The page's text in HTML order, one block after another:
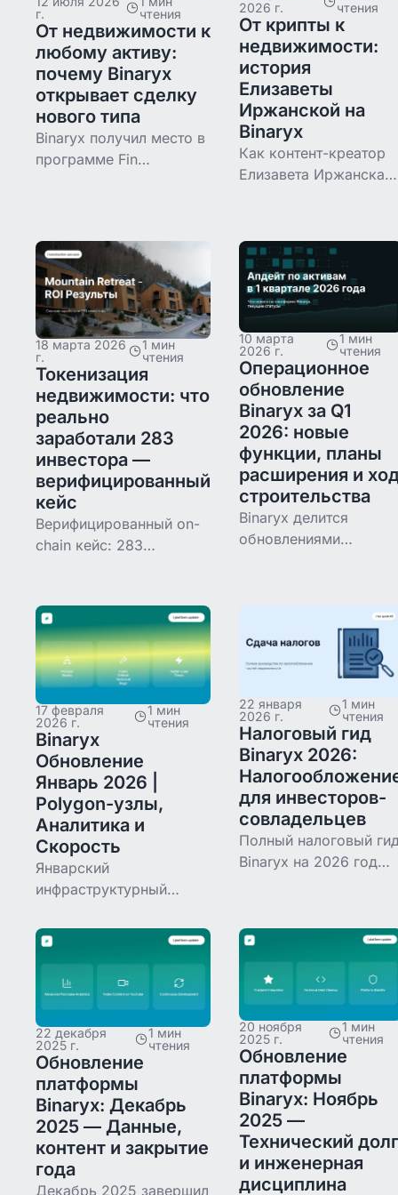
г.
чтения
От недвижимости к
любому активу:
почему Binaryx
открывает сделку
нового типа
Binaryx получил место в
программе Fin
Рассказываем, почему
выходим за пределы
недвижимости.
2026 г.
чтения
От крипты к
недвижимости:
история
Елизаветы
Иржанской на
Binaryx
Как контент-креатор
Елизавета Иржанская
долларовому доходу
недвижимости на
Binaryx — вход,
момент с KYC и
ежедневные
инструменты.
18 марта 2026
г.
1 мин
чтения
Токенизация
недвижимости: что
реально
заработали 283
инвестора —
верифицированный
кейс
Верифицированный on-
chain кейс: 283
Retreat Villa в
Черногории через ERC-
20 смарт-контракт и за
15 месяцев получили
обратно ~$431 550.
10 марта
2026 г.
1 мин
чтения
Операционное
обновление
Binaryx за Q1
2026: новые
функции, планы
расширения и
строительства
Binaryx делится
обновлениями
Черногорию,
упрощённая стратегия
строительства и
изменения в
управляющих
17 февраля
2026 г.
1 мин
чтения
Binaryx
Обновление
Январь 2026 |
Polygon-узлы,
Аналитика и
Скорость
Январский
инфраструктурный
мобильная аналитика на
-47%), капитальное
обновление портфеля
(загрузка быстрее на
60%), собственные узлы
Polygon
22 января
2026 г.
1 мин
чтения
Налоговый гид
Binaryx 2026:
для инвесторов-
cовладельцев
Полный налоговый
Binaryx на 2026 год
недвижимость через
US Wyoming LLC.
Конкретные ставки,
формы деклараций и
кейс-стади с
расчётами для
22 декабря
2025 г.
1 мин
чтения
Обновление
платформы
Binaryx: Декабрь
2025 — Данные,
контент и закрытие
года
Декабрь 2025 завершил
20 ноября
2025 г.
1 мин
чтения
Обновление
платформы
Binaryx: Ноябрь
2025 —
Технический долг
и инженерная
дисциплина